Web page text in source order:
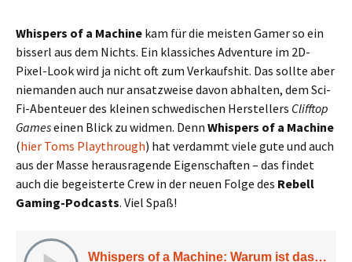
Whispers of a Machine kam für die meisten Gamer so ein
bisserl aus dem Nichts. Ein klassiches Adventure im 2D-
Pixel-Look wird ja nicht oft zum Verkaufshit. Das sollte aber
niemanden auch nur ansatzweise davon abhalten, dem Sci-
Fi-Abenteuer des kleinen schwedischen Herstellers Clifftop
Gameseinen Blick zu widmen. Denn Whispers of a Machine
(hier Toms Playthrough) hat verdammt viele gute und auch
aus der Masse herausragende Eigenschaften – das findet
auch die begeisterte Crew in der neuen Folge des Rebell
Gaming-Podcasts. Viel Spaß!